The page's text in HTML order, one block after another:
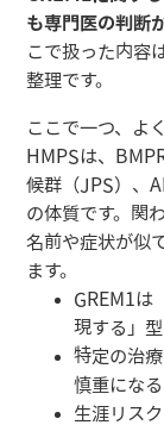
も専門医の判断
こで扱った内容
整理です。
ここで一つ、よ
HMPSは、
候群（JPS）、
の体質です。関
名前や症状が似
ます。
GREM1は
現する」
特定の治
慎重になる
生涯リス